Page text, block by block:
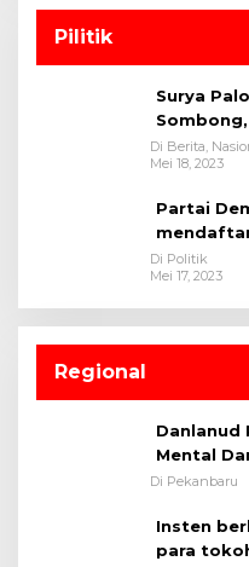
Pilitik
Surya
Di Berita,
Mei 18, 2023
Partai
Di Politik
Mei 17, 2023
Regional
Danlanud
Mental
Di Pekanbaru
Insten
para